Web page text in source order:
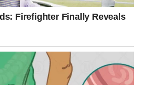
ključ. Ako ste izbegavali razgovor o
nije moguće. Slobodni Blizanci
deluje lagano, ali nosi potencijal
više nego što možete da